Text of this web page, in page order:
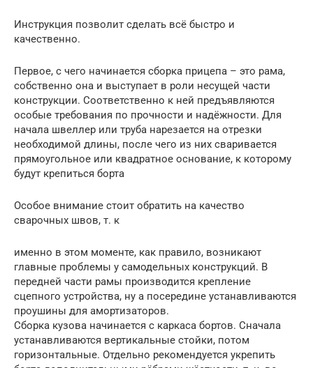
Инструкция позволит сделать всё быстро и
качественно.
Первое, с чего начинается сборка прицепа – это рама,
собственно она и выступает в роли несущей части
конструкции. Соответственно к ней предъявляются
особые требования по прочности и надёжности. Для
начала швеллер или труба нарезается на отрезки
необходимой длины, после чего из них сваривается
прямоугольное или квадратное основание, к которому
будут крепиться борта
Особое внимание стоит обратить на качество
сварочных швов, т. к
именно в этом моменте, как правило, возникают
главные проблемы у самодельных конструкций. В
передней части рамы производится крепление
сцепного устройства, ну а посередине устанавливаются
проушины для амортизаторов.
Сборка кузова начинается с каркаса бортов. Сначала
устанавливаются вертикальные стойки, потом
горизонтальные. Отдельно рекомендуется укрепить